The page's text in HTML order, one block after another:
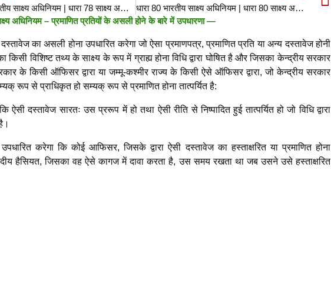
धारा 78 भारतीय साक्ष्य अधिनियम | धारा 78 साक्ष्य अधिनियम| Section 78 Indian Evidence Act in hindi
धारा 80 भारतीय साक्ष्य अधिनियम | धारा 80 साक्ष्य अधिनियम| Section 80 Indian Evidence Act in hindi
अधिनियम – प्रमाणित प्रतियों के असली होने के बारे में उपधारणा —
का असली होना उपधारित करेगा जो ऐसा प्रमाणपत्र, प्रमाणित प्रति या अन्य दस्तावेज होनी
किसी विशिष्ट तथ्य के साक्ष्य के रूप में ग्राह्य होना विधि द्वारा घोषित है और जिसका केन्द्रीय सरकार
के किसी ऑफिसर द्वारा या जम्मू-कश्मीर राज्य के किसी ऐसे ऑफिसर द्वारा, जो केन्द्रीय सरकार
रूप से प्राधिकृत हो सम्यक् रूप से प्रमाणित होना तात्पर्यित है:
ऐसी दस्तावेज सारतः उस प्ररूप में हो तथा ऐसी रीति से निष्पादित हुई तात्पर्यित हो जो विधि द्वारा
करेगा कि कोई आफिसर, जिसके द्वारा ऐसी दस्तावेज का हस्ताक्षरित या प्रमाणित होना
पदीय हैसियत, जिसका वह ऐसे कागज में दावा करता है, उस समय रखता था जब उसने उसे हस्ताक्षरित